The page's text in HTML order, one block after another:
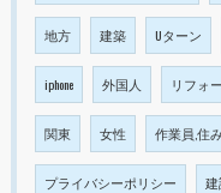
地方 建築 Uターン
iphone 外国人 リフォ
関東 女性 作業員,住
プライバシーポリシー